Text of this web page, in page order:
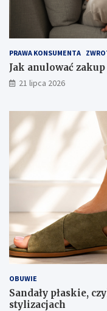
PRAWA KONSUMENTA
Jak anulować
21 lipca 2026
OBUWIE
Sandały płaskie,
stylizacjach